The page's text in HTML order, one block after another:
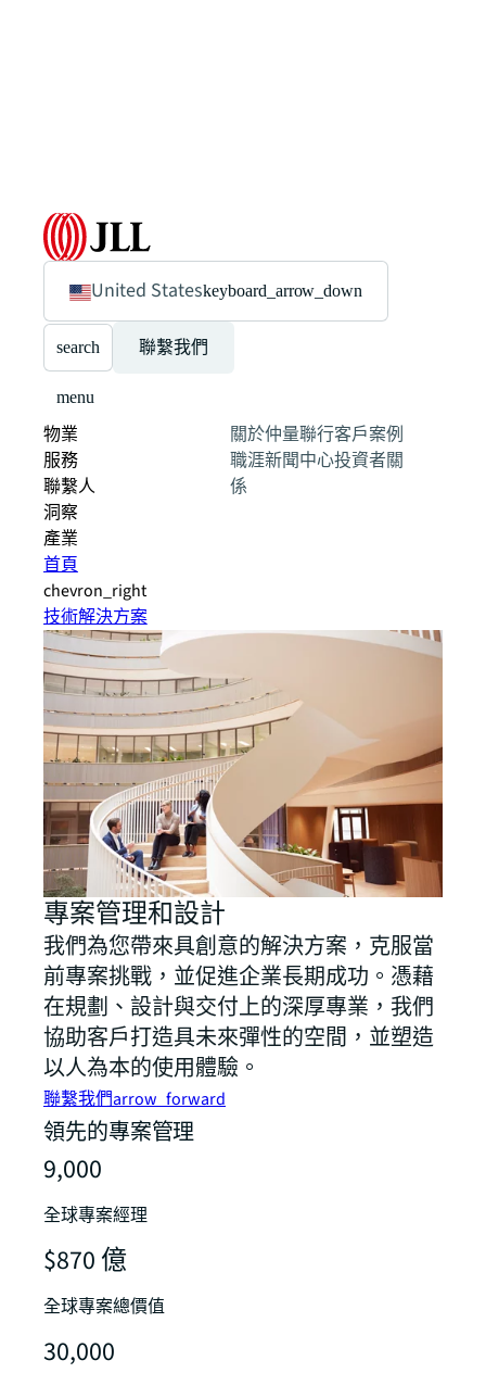
United Stateskeyboard_arrow_down
search 聯繫我們
menu
物業
服務
聯繫人
洞察
產業
關於仲量聯行客戶案例
職涯新聞中心投資者關
係
首頁
chevron_right
技術解決方案
專案管理和設計
我們為您帶來具創意的解決方案，克服當
前專案挑戰，並促進企業長期成功。憑藉
在規劃、設計與交付上的深厚專業，我們
協助客戶打造具未來彈性的空間，並塑造
以人為本的使用體驗。
聯繫我們arrow_forward
領先的專案管理
9,000
全球專案經理
$870 億
全球專案總價值
30,000